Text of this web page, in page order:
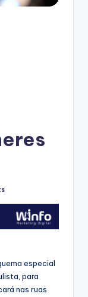
especial
para
nas ruas